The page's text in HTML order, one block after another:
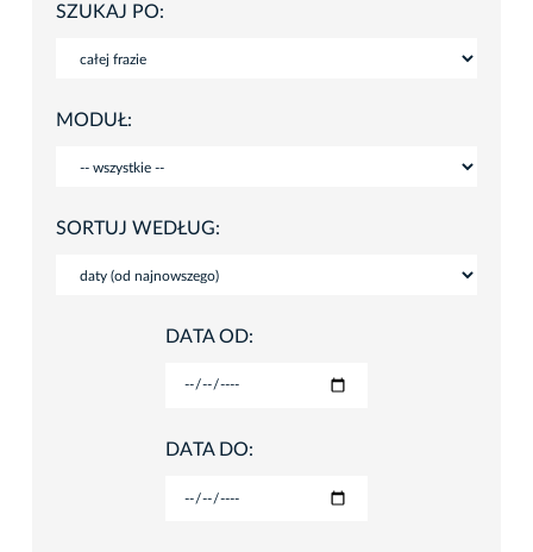
SZUKAJ PO:
MODUŁ:
SORTUJ WEDŁUG:
DATA OD:
DATA DO: